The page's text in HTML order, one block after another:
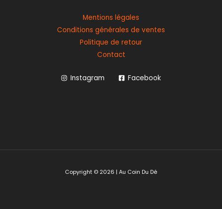
Mentions légales
Conditions générales de ventes
Politique de retour
Contact
Instagram Facebook
Copyright © 2026 | Au Coin Du Dé